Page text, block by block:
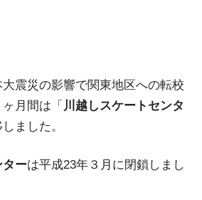
震災の影響で関東地区への転校
月間は「 川越しスケートセンタ
ました。
ターは平成23年３月に閉鎖しまし